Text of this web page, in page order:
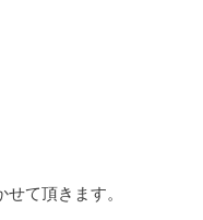
て頂きます。